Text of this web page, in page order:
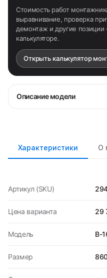
Стоимость работ
выравнивание, проверка
демонтаж и другие
калькуляторе.
Открыть калькулятор
Описание модели
Характеристики О
Артикул (SKU)
Цена варианта 29
Модель В-
Размер